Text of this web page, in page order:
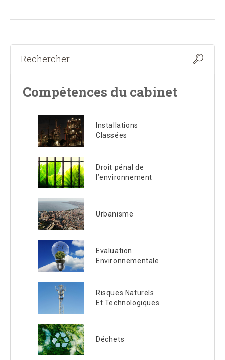
Compétences du cabinet
Installations
Classées
Droit pénal de
l’environnement
Urbanisme
Evaluation
Environnementale
Risques Naturels
Et Technologiques
Déchets